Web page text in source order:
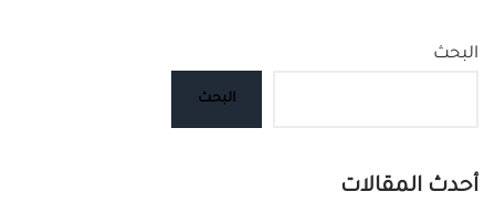
البحث
البحث
أحدث المقالات